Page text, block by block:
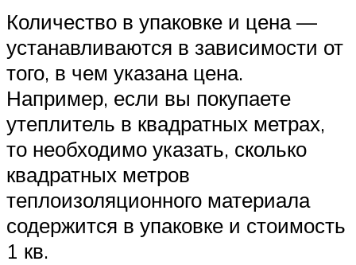
Количество в упаковке и цена —
устанавливаются в зависимости от
того, в чем указана цена.
Например, если вы покупаете
утеплитель в квадратных метрах,
то необходимо указать, сколько
квадратных метров
теплоизоляционного материала
содержится в упаковке и стоимость
1 кв.